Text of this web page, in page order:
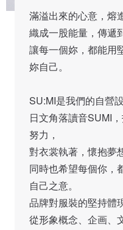
滿溢出來的心意，熔
織成一股能量，傳遞
讓每一個妳，都能用
妳自己。
SU:MI是我們的自營設
日文角落讀音SUMI
努力，
對衣裳執著，懷抱夢
同時也希望每個你，
自己之意。
品牌對服裝的堅持體
從形象概念、企画、